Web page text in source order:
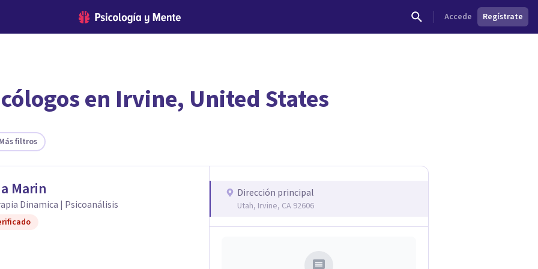
Accede Regístrate
el psicólogo adecuado?
en Irvine, United States
Más filtros
Marin
Dinamica | Psicoanálisis
Dirección principal
Utah, Irvine, CA 92606